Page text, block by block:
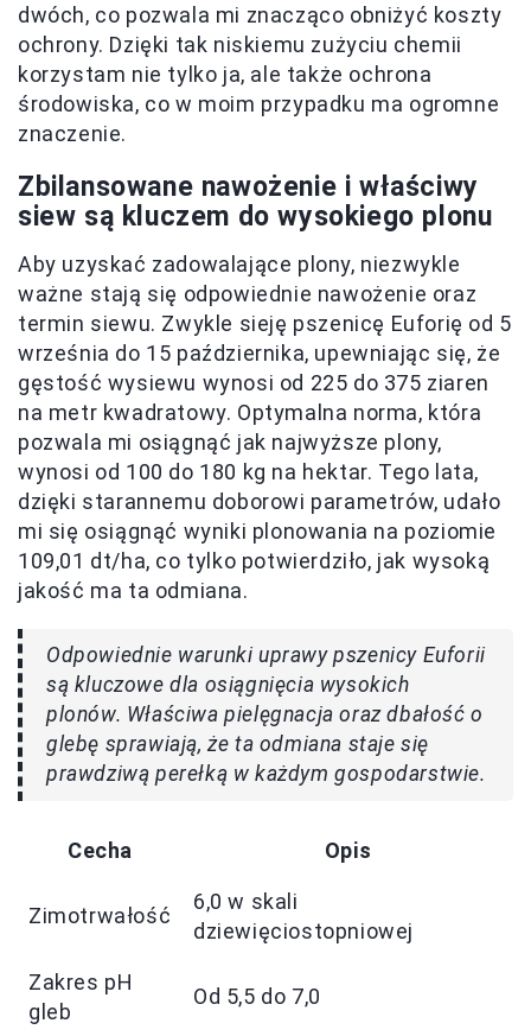
dwóch, co pozwala mi znacząco obniżyć koszty
ochrony. Dzięki tak niskiemu zużyciu chemii
korzystam nie tylko ja, ale także ochrona
środowiska, co w moim przypadku ma ogromne
znaczenie.
Zbilansowane nawożenie i właściwy
siew są kluczem do wysokiego plonu
Aby uzyskać zadowalające plony, niezwykle
ważne stają się odpowiednie nawożenie oraz
termin siewu. Zwykle sieję pszenicę Euforię od 5
września do 15 października, upewniając się, że
gęstość wysiewu wynosi od 225 do 375 ziaren
na metr kwadratowy. Optymalna norma, która
pozwala mi osiągnąć jak najwyższe plony,
wynosi od 100 do 180 kg na hektar. Tego lata,
dzięki starannemu doborowi parametrów, udało
mi się osiągnąć wyniki plonowania na poziomie
109,01 dt/ha, co tylko potwierdziło, jak wysoką
jakość ma ta odmiana.
Odpowiednie warunki uprawy pszenicy Euforii
są kluczowe dla osiągnięcia wysokich
plonów. Właściwa pielęgnacja oraz dbałość o
glebę sprawiają, że ta odmiana staje się
prawdziwą perełką w każdym gospodarstwie.
Cecha Opis
Zimotrwałość
6,0 w skali
dziewięciostopniowej
Zakres pH
gleb
Od 5,5 do 7,0